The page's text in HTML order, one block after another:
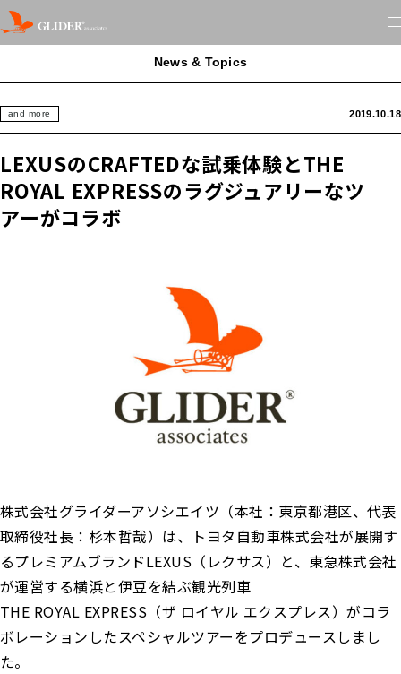
News & Topics
and more 2019.10.18
LEXUSのCRAFTEDな試乗体験とTHE
ROYAL EXPRESSのラグジュアリーなツ
アーがコラボ
株式会社グライダーアソシエイツ（本社：東京都港区、代表
取締役社⻑：杉本哲哉）は、トヨタ自動車株式会社が展開す
るプレミアムブランドLEXUS（レクサス）と、東急株式会社
が運営する横浜と伊豆を結ぶ観光列車
THE ROYAL EXPRESS（ザ ロイヤル エクスプレス）がコラ
ボレーションしたスペシャルツアーをプロデュースしまし
た。